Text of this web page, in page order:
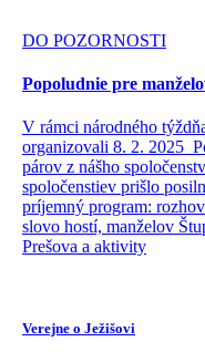
DO POZORNOSTI
Popoludnie pre
V rámci národného
organizovali 8. 2. 2025
párov z nášho
spoločenstiev prišlo
príjemný program:
slovo hostí, manželov
Prešova a aktivity
Verejne o Ježišovi